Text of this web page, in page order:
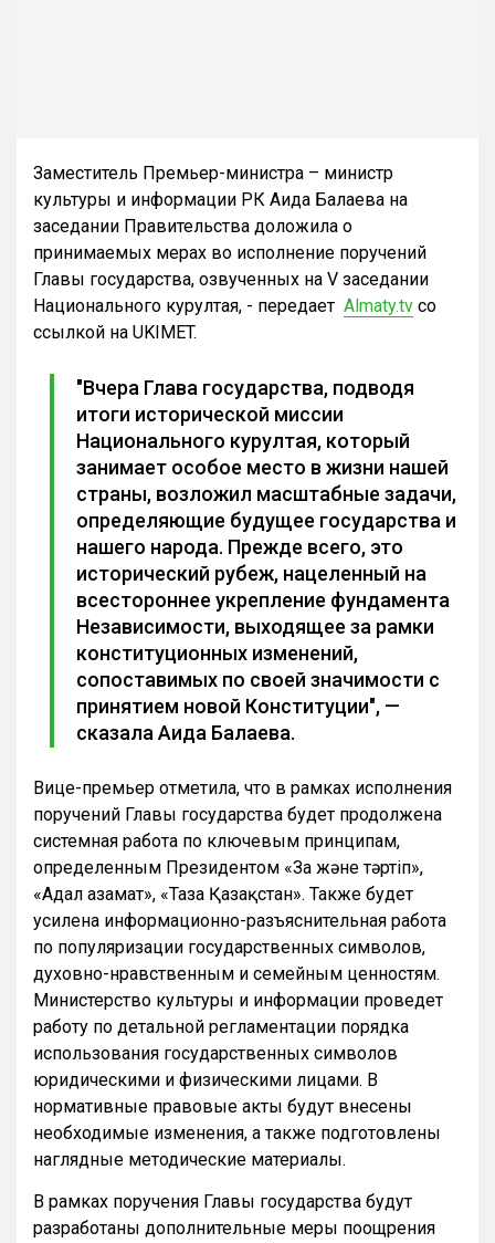
Заместитель Премьер-министра – министр
культуры и информации РК Аида Балаева на
заседании Правительства доложила о
принимаемых мерах во исполнение поручений
Главы государства, озвученных на V заседании
Национального курултая, - передает Almaty.tv со
ссылкой на UKIMET.
"Вчера Глава государства, подводя
итоги исторической миссии
Национального курултая, который
занимает особое место в жизни нашей
страны, возложил масштабные задачи,
определяющие будущее государства и
нашего народа. Прежде всего, это
исторический рубеж, нацеленный на
всестороннее укрепление фундамента
Независимости, выходящее за рамки
конституционных изменений,
сопоставимых по своей значимости с
принятием новой Конституции", —
сказала Аида Балаева.
Вице-премьер отметила, что в рамках исполнения
поручений Главы государства будет продолжена
системная работа по ключевым принципам,
определенным Президентом «Заң және тәртіп»,
«Адал азамат», «Таза Қазақстан». Также будет
усилена информационно-разъяснительная работа
по популяризации государственных символов,
духовно-нравственным и семейным ценностям.
Министерство культуры и информации проведет
работу по детальной регламентации порядка
использования государственных символов
юридическими и физическими лицами. В
нормативные правовые акты будут внесены
необходимые изменения, а также подготовлены
наглядные методические материалы.
В рамках поручения Главы государства будут
разработаны дополнительные меры поощрения